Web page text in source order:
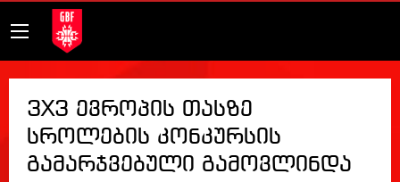
3X3 ევროპის თასზე
სროლების კონკურსის
გამარჯვებული გამოვლინდა